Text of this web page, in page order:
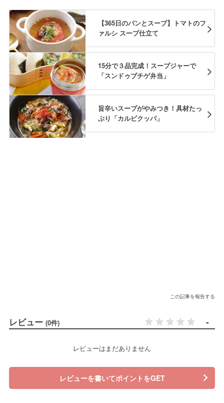
【365日のパンとスープ】トマトのフ
ァルシ スープ仕立て
15分で３品完成！スープジャーで
「スンドゥブチゲ弁当」
旨辛いスープがやみつき！具材たっ
ぷり「カルビクッパ」
この記事を報告する
レビュー (0件) -
レビューはまだありません
レビューを書いてポイントをGET